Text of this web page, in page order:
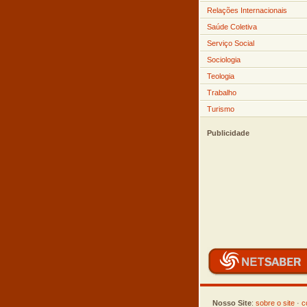
Relações Internacionais
Saúde Coletiva
Serviço Social
Sociologia
Teologia
Trabalho
Turismo
Publicidade
Nosso Site: sobre o site ·